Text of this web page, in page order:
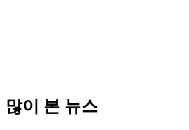
많이 본 뉴스